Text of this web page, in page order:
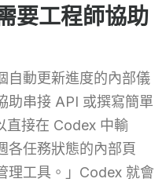
要工程師協助
自動更新進度的內部儀
助串接 API 或撰寫簡單
直接在 Codex 中輸
各任務狀態的內部頁
理工具。」Codex 就會